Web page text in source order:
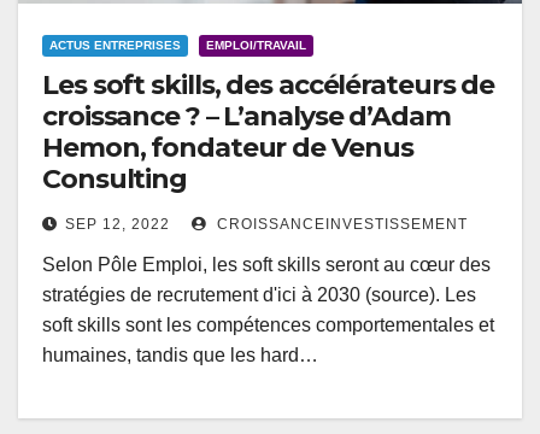
ACTUS ENTREPRISES EMPLOI/TRAVAIL
Les soft skills, des accélérateurs de
croissance ? – L’analyse d’Adam
Hemon, fondateur de Venus
Consulting
SEP 12, 2022 CROISSANCEINVESTISSEMENT
Selon Pôle Emploi, les soft skills seront au cœur des
stratégies de recrutement d'ici à 2030 (source). Les
soft skills sont les compétences comportementales et
humaines, tandis que les hard…